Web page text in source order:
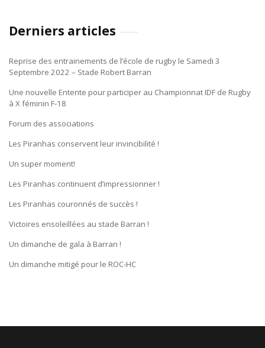
Derniers articles
Reprise des entrainements de l’école de rugby le Samedi 3
Septembre 2022 – Stade Robert Barran
Une nouvelle Entente pour participer au Championnat IDF de Rugby
à X féminin F-18
Forum des associations
Les Piranhas conservent leur invincibilité !
Un super moment!
Les Piranhas continuent d’impressionner !
Les Piranhas couronnés de succès !
Victoires ensoleillées au stade Barran !
Un dimanche de gala à Barran !
Un dimanche mitigé pour le ROC-HC